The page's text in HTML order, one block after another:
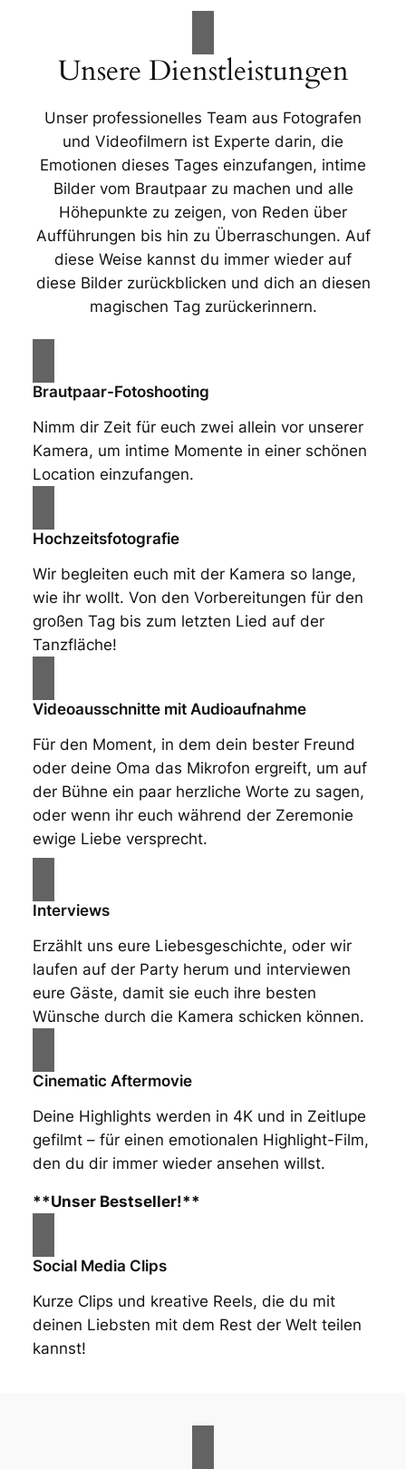
Unsere Dienstleistungen
Unser professionelles Team aus Fotografen
und Videofilmern ist Experte darin, die
Emotionen dieses Tages einzufangen, intime
Bilder vom Brautpaar zu machen und alle
Höhepunkte zu zeigen, von Reden über
Aufführungen bis hin zu Überraschungen. Auf
diese Weise kannst du immer wieder auf
diese Bilder zurückblicken und dich an diesen
magischen Tag zurückerinnern.
Brautpaar-Fotoshooting
Nimm dir Zeit für euch zwei allein vor unserer
Kamera, um intime Momente in einer schönen
Location einzufangen.
Hochzeitsfotografie
Wir begleiten euch mit der Kamera so lange,
wie ihr wollt. Von den Vorbereitungen für den
großen Tag bis zum letzten Lied auf der
Tanzfläche!
Videoausschnitte mit Audioaufnahme
Für den Moment, in dem dein bester Freund
oder deine Oma das Mikrofon ergreift, um auf
der Bühne ein paar herzliche Worte zu sagen,
oder wenn ihr euch während der Zeremonie
ewige Liebe versprecht.
Interviews
Erzählt uns eure Liebesgeschichte, oder wir
laufen auf der Party herum und interviewen
eure Gäste, damit sie euch ihre besten
Wünsche durch die Kamera schicken können.
Cinematic Aftermovie
Deine Highlights werden in 4K und in Zeitlupe
gefilmt – für einen emotionalen Highlight-Film,
den du dir immer wieder ansehen willst.
**Unser Bestseller!**
Social Media Clips
Kurze Clips und kreative Reels, die du mit
deinen Liebsten mit dem Rest der Welt teilen
kannst!